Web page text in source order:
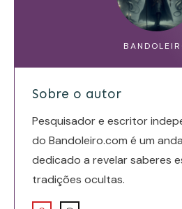
Sobre o autor
Pesquisador e escritor
do Bandoleiro.com é um
dedicado a revelar saberes
tradições ocultas.